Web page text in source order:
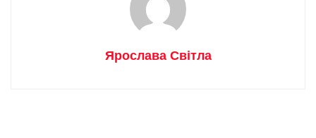
Ярослава Світла